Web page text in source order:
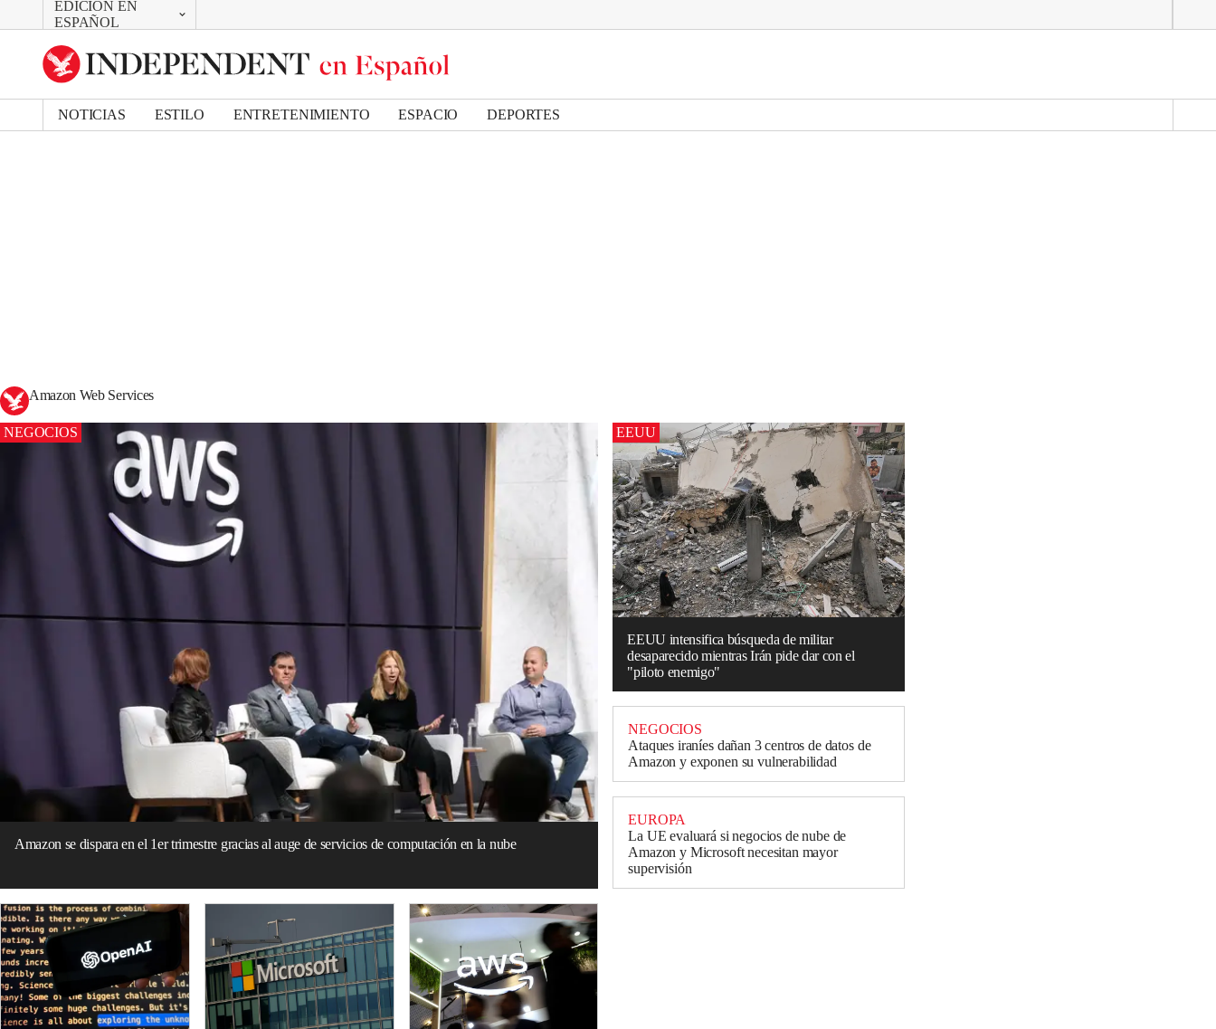
EDICIÓN EN
ESPAÑOL
CAMBIAR
UK Edition
US Edition
NOTICIAS ESTILO ENTRETENIMIENTO ESPACIO DEPORTES
Amazon Web Services
NEGOCIOS
Amazon se dispara en el 1er trimestre gracias al auge de servicios de computación en la nube
EEUU
EEUU intensifica búsqueda de militar
desaparecido mientras Irán pide dar con el
"piloto enemigo"
NEGOCIOS
Ataques iraníes dañan 3 centros de datos de
Amazon y exponen su vulnerabilidad
EUROPA
La UE evaluará si negocios de nube de
Amazon y Microsoft necesitan mayor
supervisión